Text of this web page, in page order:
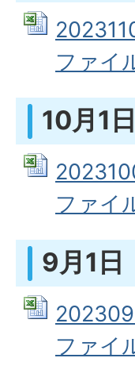
ファイ
10月1日
ファイ
9月1日
ファイ